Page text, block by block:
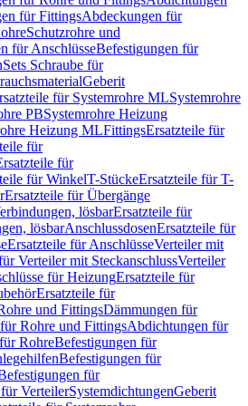
für FittingsAbdeckungen für
Schutzrohre und
für AnschlüsseBefestigungen für
Sets Schraube für
Geberit
für Systemrohre MLSystemrohre
PBSystemrohre Heizung
Heizung MLFittingsErsatzteile für
für
für
für WinkelT-StückeErsatzteile für T-
Ersatzteile für Übergänge
lösbarErsatzteile für
lösbarAnschlussdosenErsatzteile für
Ersatzteile für AnschlüsseVerteiler mit
Verteiler mit SteckanschlussVerteiler
für HeizungErsatzteile für
Ersatzteile für
und FittingsDämmungen für
Rohre und FittingsAbdichtungen für
RohreBefestigungen für
Befestigungen für
für
VerteilerSystemdichtungenGeberit